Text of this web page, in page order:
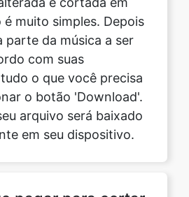
o que você precisa
o botão 'Download'.
arquivo será baixado
em seu dispositivo.
pagar para cortar